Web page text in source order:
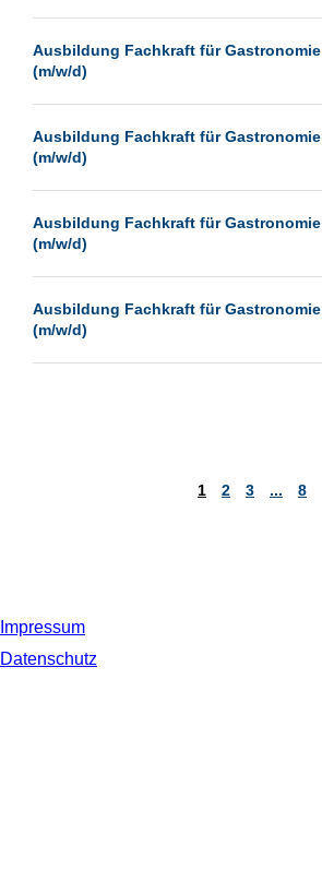
Ausbildung Fachkraft für Gastronomie
(m/w/d)
Ausbildung Fachkraft für Gastronomie
(m/w/d)
Ausbildung Fachkraft für Gastronomie
(m/w/d)
Ausbildung Fachkraft für Gastronomie
(m/w/d)
1 2 3 ... 8
Impressum
Datenschutz